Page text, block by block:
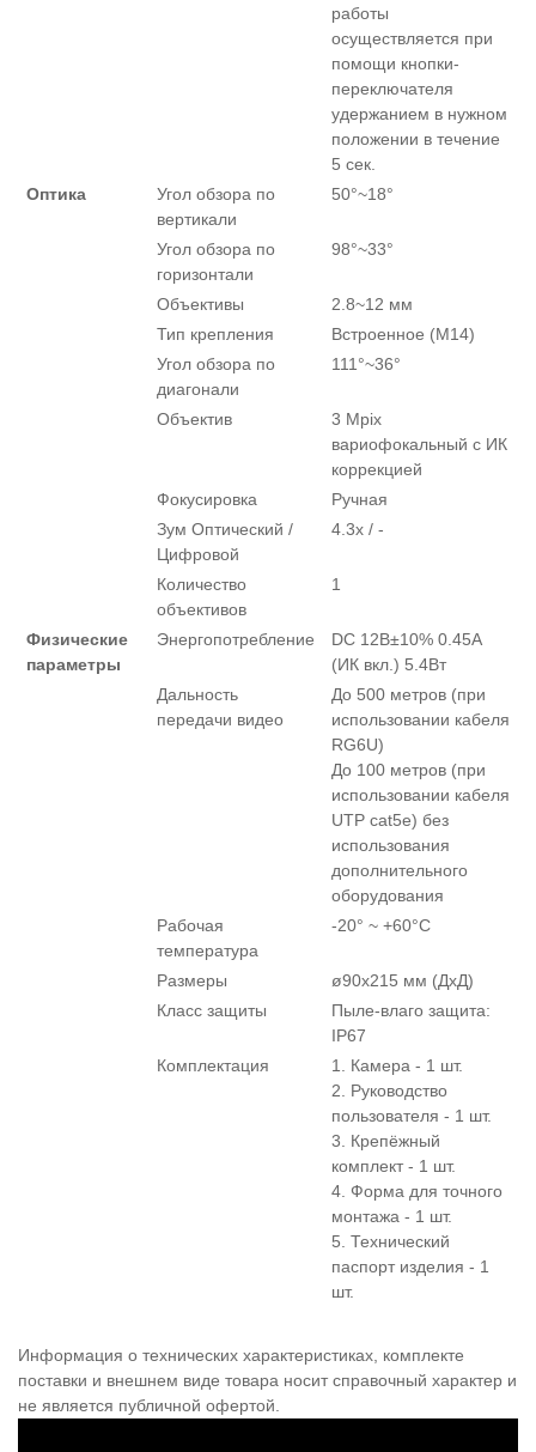
работы
осуществляется при
помощи кнопки-
переключателя
удержанием в нужном
положении в течение
5 сек.
Оптика
Угол обзора по
вертикали
50°~18°
Угол обзора по
горизонтали
98°~33°
Объективы
2.8~12 мм
Тип крепления
Встроенное (M14)
Угол обзора по
диагонали
111°~36°
Объектив
3 Mpix
вариофокальный c ИК
коррекцией
Фокусировка
Ручная
Зум Оптический /
Цифровой
4.3х / -
Количество
объективов
1
Физические
параметры
Энергопотребление
DC 12В±10% 0.45А
(ИК вкл.) 5.4Вт
Дальность
передачи видео
До 500 метров (при
использовании кабеля
RG6U)
До 100 метров (при
использовании кабеля
UTP cat5e) без
использования
дополнительного
оборудования
Рабочая
температура
-20° ~ +60°С
Размеры
ø90x215 мм (ДхД)
Класс защиты
Пыле-влаго защита:
IP67
Комплектация
1. Камера - 1 шт.
2. Руководство
пользователя - 1 шт.
3. Крепёжный
комплект - 1 шт.
4. Форма для точного
монтажа - 1 шт.
5. Технический
паспорт изделия - 1
шт.
Информация о технических характеристиках, комплекте
поставки и внешнем виде товара носит справочный характер и
не является публичной офертой.